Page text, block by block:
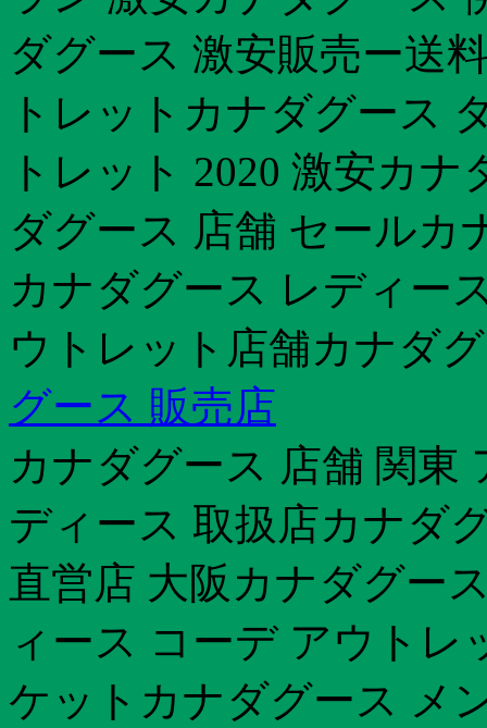
ダグース 激安販売ー送
トレットカナダグース
トレット 2020 激安カ
ダグース 店舗 セールカ
カナダグース レディー
ウトレット店舗カナダ
グース 販売店
カナダグース 店舗 関東
ディース 取扱店カナダ
直営店 大阪カナダグー
ィース コーデ アウト
ケットカナダグース メ